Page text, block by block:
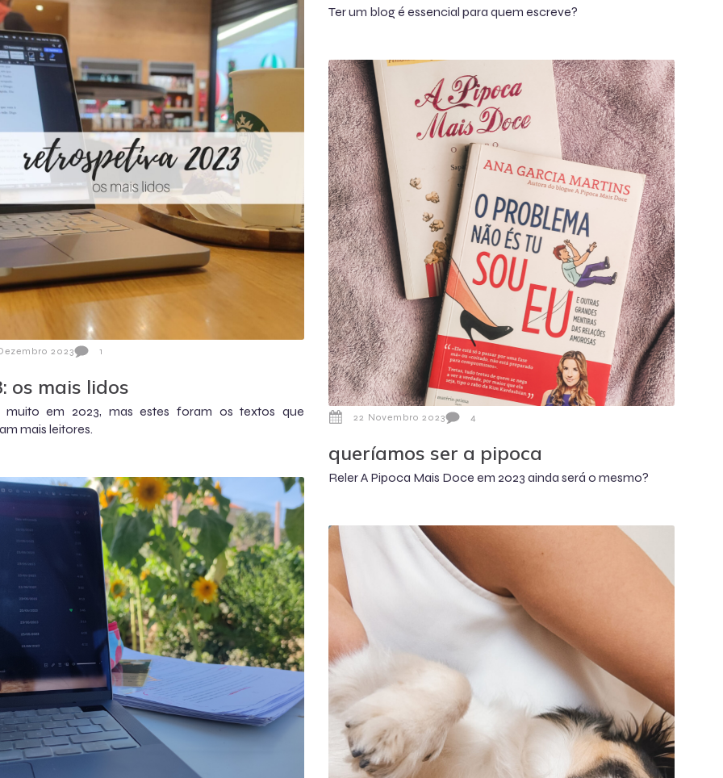
Ter um blog é essencial para quem escreve?
2023 1
os mais lidos
muito em 2023, mas estes foram os textos que
mais leitores.
22 Novembro 2023 4
queríamos ser a pipoca
Reler A Pipoca Mais Doce em 2023 ainda será o mesmo?